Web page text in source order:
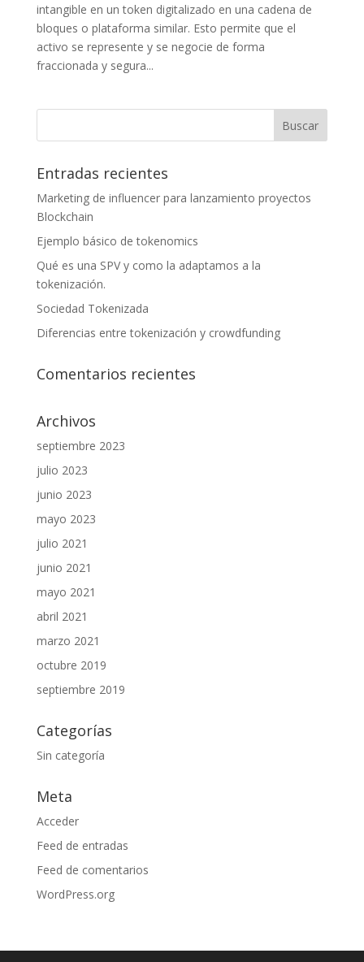
intangible en un token digitalizado en una cadena de
bloques o plataforma similar. Esto permite que el
activo se represente y se negocie de forma
fraccionada y segura...
Entradas recientes
Marketing de influencer para lanzamiento proyectos
Blockchain
Ejemplo básico de tokenomics
Qué es una SPV y como la adaptamos a la
tokenización.
Sociedad Tokenizada
Diferencias entre tokenización y crowdfunding
Comentarios recientes
Archivos
septiembre 2023
julio 2023
junio 2023
mayo 2023
julio 2021
junio 2021
mayo 2021
abril 2021
marzo 2021
octubre 2019
septiembre 2019
Categorías
Sin categoría
Meta
Acceder
Feed de entradas
Feed de comentarios
WordPress.org